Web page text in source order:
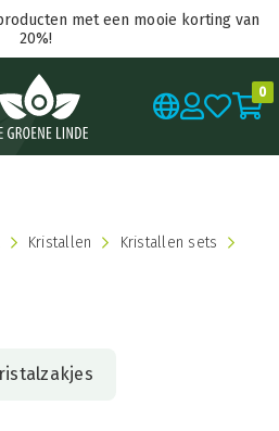
met een mooie korting van
20%!
0
Kristallen Kristallen sets